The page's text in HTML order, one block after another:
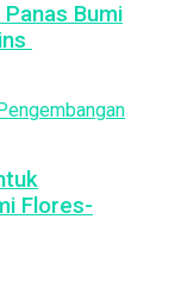
Bumi
Flores-